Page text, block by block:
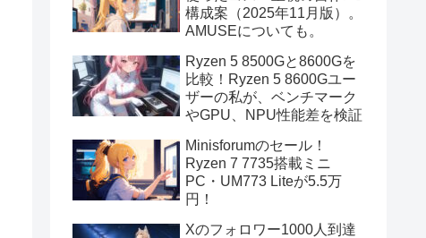
構成案（2025年11月版）。
AMUSEについても。
Ryzen 5 8500Gと8600Gを
比較！Ryzen 5 8600Gユー
ザーの私が、ベンチマーク
やGPU、NPU性能差を検証
Minisforumのセール！
Ryzen 7 7735搭載ミニ
PC・UM773 Liteが5.5万
円！
Xのフォロワー1000人到達